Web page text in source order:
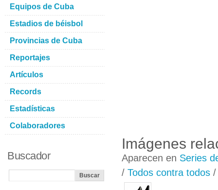
Imágenes
Aparecen en Series
/ Todos contra todos
Equipos de Cuba
Estadios de béisbol
Provincias de Cuba
Reportajes
Artículos
Records
Estadísticas
Colaboradores
Buscador